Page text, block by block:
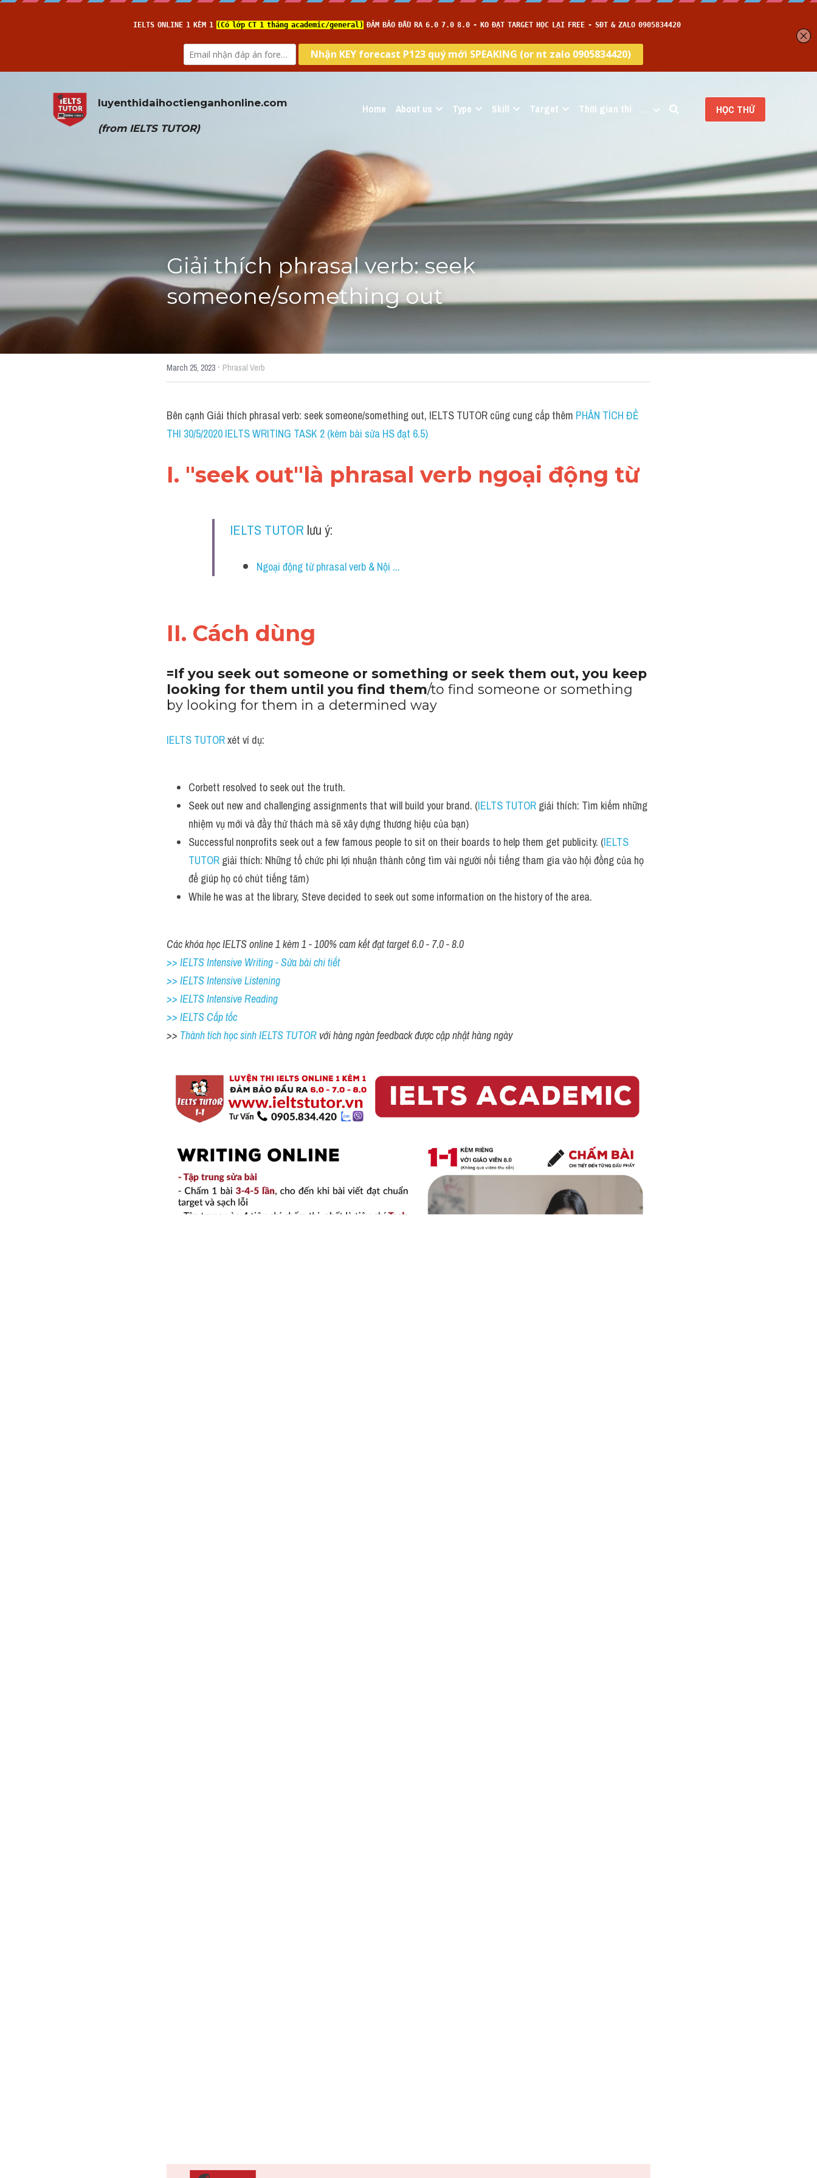
luyenthidaihoctienganhonline.com
(from IELTS TUTOR)
Home About us Type Skill Target Thời gian thi … HỌC THỬ
Giải thích phrasal verb: seek
someone/something out
March 25, 2023 · Phrasal Verb
Bên cạnh Giải thích phrasal verb: seek someone/something out, IELTS TUTOR cũng cung cấp thêm PHÂN TÍCH ĐỀ
THI 30/5/2020 IELTS WRITING TASK 2 (kèm bài sửa HS đạt 6.5)
I. "seek out"là phrasal verb ngoại động từ
IELTS TUTOR lưu ý:
Ngoại động từ phrasal verb & Nội ...
II. Cách dùng
=If you seek out someone or something or seek them out, you keep
looking for them until you find them/to find someone or something
by looking for them in a determined way
IELTS TUTOR xét ví dụ:
Corbett resolved to seek out the truth.
Seek out new and challenging assignments that will build your brand. (IELTS TUTOR giải thích: Tìm kiếm những
nhiệm vụ mới và đầy thử thách mà sẽ xây dựng thương hiệu của bạn)
Successful nonprofits seek out a few famous people to sit on their boards to help them get publicity. (IELTS
TUTOR giải thích: Những tổ chức phi lợi nhuận thành công tìm vài người nổi tiếng tham gia vào hội đồng của họ
để giúp họ có chút tiếng tăm)
While he was at the library, Steve decided to seek out some information on the history of the area.
Các khóa học IELTS online 1 kèm 1 - 100% cam kết đạt target 6.0 - 7.0 - 8.0
>> IELTS Intensive Writing - Sửa bài chi tiết
>> IELTS Intensive Listening
>> IELTS Intensive Reading
>> IELTS Cấp tốc
>> Thành tích học sinh IELTS TUTOR với hàng ngàn feedback được cập nhật hàng ngày